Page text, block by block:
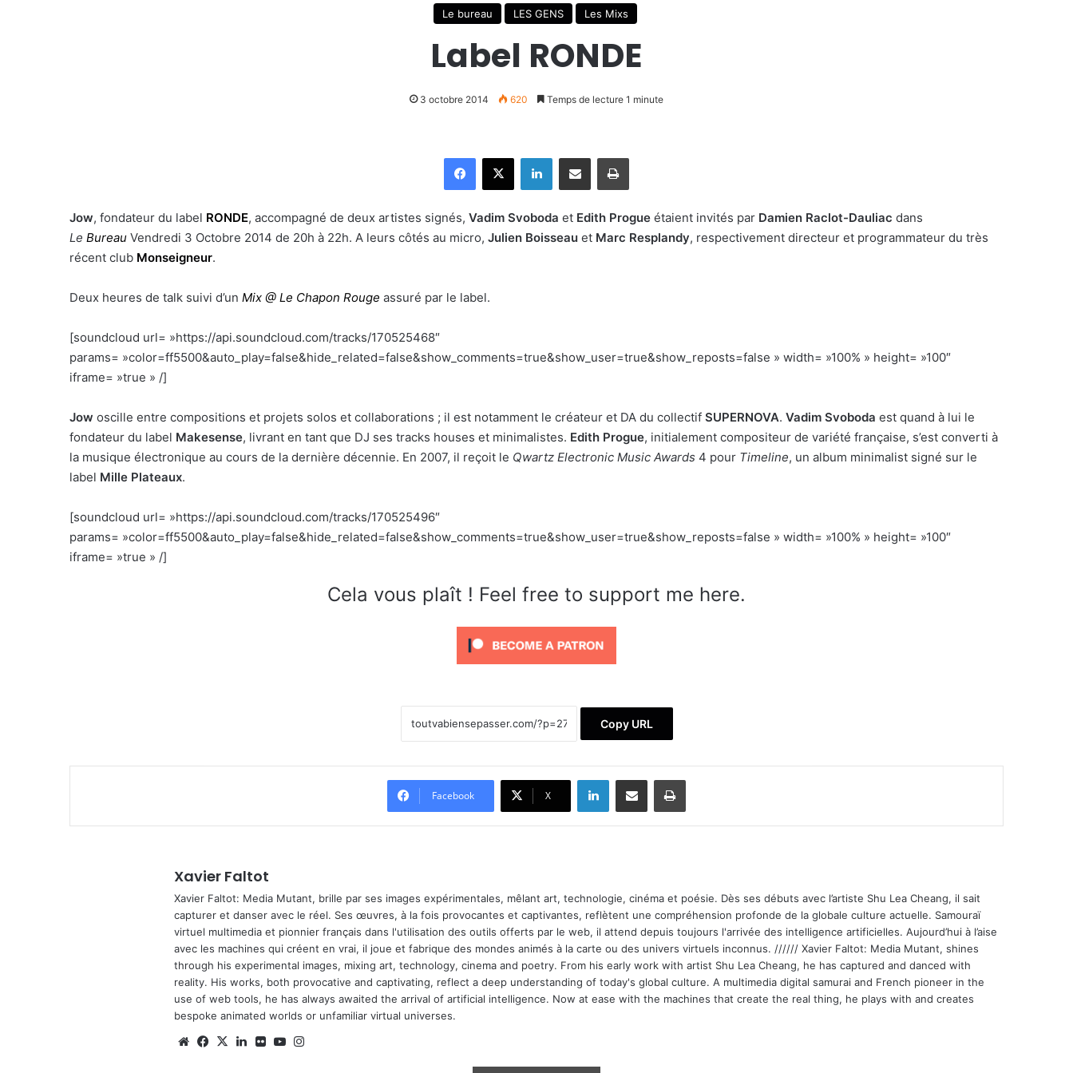
Le bureau LES GENS Les Mixs
Label RONDE
3 octobre 2014 620 Temps de lecture 1 minute
Jow, fondateur du label RONDE, accompagné de deux artistes signés, Vadim Svoboda et Edith Progue étaient invités par Damien Raclot-Dauliac dans
Le Bureau Vendredi 3 Octobre 2014 de 20h à 22h. A leurs côtés au micro, Julien Boisseau et Marc Resplandy, respectivement directeur et programmateur du très
récent club Monseigneur.
Deux heures de talk suivi d’un Mix @ Le Chapon Rouge assuré par le label.
[soundcloud url= »https://api.soundcloud.com/tracks/170525468″
params= »color=ff5500&auto_play=false&hide_related=false&show_comments=true&show_user=true&show_reposts=false » width= »100% » height= »100″
iframe= »true » /]
Jow oscille entre compositions et projets solos et collaborations ; il est notamment le créateur et DA du collectif SUPERNOVA. Vadim Svoboda est quand à lui le
fondateur du label Makesense, livrant en tant que DJ ses tracks houses et minimalistes. Edith Progue, initialement compositeur de variété française, s’est converti à
la musique électronique au cours de la dernière décennie. En 2007, il reçoit le Qwartz Electronic Music Awards 4 pour Timeline, un album minimalist signé sur le
label Mille Plateaux.
[soundcloud url= »https://api.soundcloud.com/tracks/170525496″
params= »color=ff5500&auto_play=false&hide_related=false&show_comments=true&show_user=true&show_reposts=false » width= »100% » height= »100″
iframe= »true » /]
Cela vous plaît ! Feel free to support me here.
Copy URL
Facebook X
Xavier Faltot
Xavier Faltot: Media Mutant, brille par ses images expérimentales, mêlant art, technologie, cinéma et poésie. Dès ses débuts avec l’artiste Shu Lea Cheang, il sait
capturer et danser avec le réel. Ses œuvres, à la fois provocantes et captivantes, reflètent une compréhension profonde de la globale culture actuelle. Samouraï
virtuel multimedia et pionnier français dans l'utilisation des outils offerts par le web, il attend depuis toujours l'arrivée des intelligence artificielles. Aujourd’hui à l’aise
avec les machines qui créent en vrai, il joue et fabrique des mondes animés à la carte ou des univers virtuels inconnus. ////// Xavier Faltot: Media Mutant, shines
through his experimental images, mixing art, technology, cinema and poetry. From his early work with artist Shu Lea Cheang, he has captured and danced with
reality. His works, both provocative and captivating, reflect a deep understanding of today's global culture. A multimedia digital samurai and French pioneer in the
use of web tools, he has always awaited the arrival of artificial intelligence. Now at ease with the machines that create the real thing, he plays with and creates
bespoke animated worlds or unfamiliar virtual universes.
We Fa
X
Lin Fli Yo